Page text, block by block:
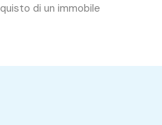
di un immobile